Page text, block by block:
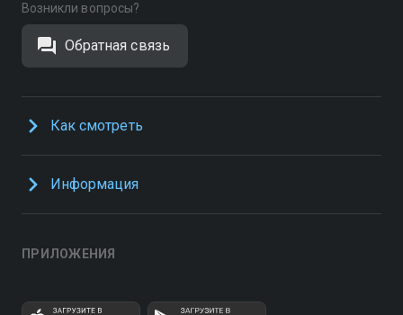
Возникли вопросы?
Обратная связь
Как смотреть
Информация
ПРИЛОЖЕНИЯ